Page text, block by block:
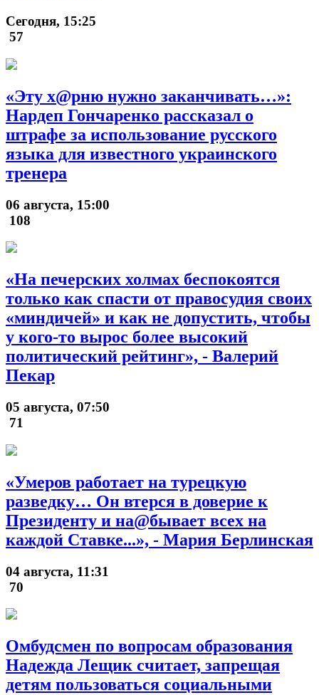
Сегодня, 15:25
57
«Эту х@рню нужно заканчивать…»:
Нардеп Гончаренко рассказал о
штрафе за использование русского
языка для известного украинского
тренера
06 августа, 15:00
108
«На печерских холмах беспокоятся
только как спасти от правосудия своих
«миндичей» и как не допустить, чтобы
у кого-то вырос более высокий
политический рейтинг», - Валерий
Пекар
05 августа, 07:50
71
«Умеров работает на турецкую
разведку… Он втерся в доверие к
Президенту и на@бывает всех на
каждой Ставке...», - Мария Берлинская
04 августа, 11:31
70
Омбудсмен по вопросам образования
Надежда Лещик считает, запрещая
детям пользоваться социальными